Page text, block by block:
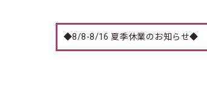
◆8/8-8/16 夏季休業のお知らせ◆